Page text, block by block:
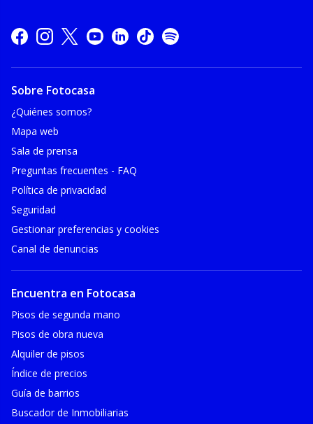
Sobre Fotocasa
¿Quiénes somos?
Mapa web
Sala de prensa
Preguntas frecuentes - FAQ
Política de privacidad
Seguridad
Gestionar preferencias y cookies
Canal de denuncias
Encuentra en Fotocasa
Pisos de segunda mano
Pisos de obra nueva
Alquiler de pisos
Índice de precios
Guía de barrios
Buscador de Inmobiliarias